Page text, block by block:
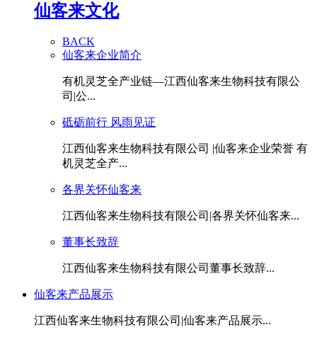
仙客来文化
BACK
仙客来企业简介
有机灵芝全产业链—江西仙客来生物科技有限公
司|公...
砥砺前行 风雨见证
江西仙客来生物科技有限公司 |仙客来企业荣誉 有
机灵芝全产...
各界关怀仙客来
江西仙客来生物科技有限公司|各界关怀仙客来...
董事长致辞
江西仙客来生物科技有限公司董事长致辞...
仙客来产品展示
江西仙客来生物科技有限公司|仙客来产品展示...